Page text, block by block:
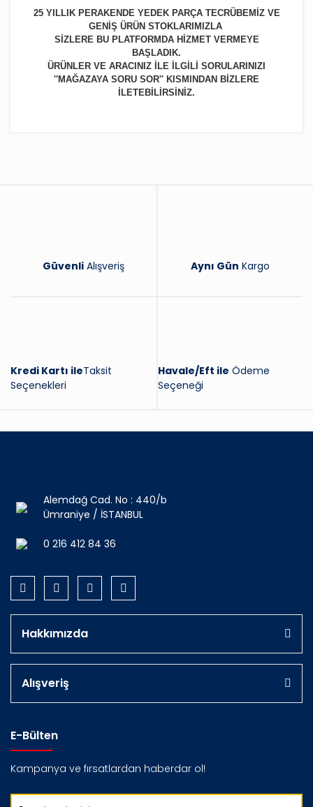
25 YILLIK PERAKENDE YEDEK PARÇA TECRÜBEMİZ VE
GENİŞ ÜRÜN STOKLARIMIZLA
SİZLERE BU PLATFORMDA HİZMET VERMEYE
BAŞLADIK.
ÜRÜNLER VE ARACINIZ İLE İLGİLİ SORULARINIZI
''MAĞAZAYA SORU SOR'' KISMINDAN BİZLERE
İLETEBİLİRSİNİZ.
Güvenli Alışveriş Aynı Gün Kargo
Kredi Kartı ileTaksit
Seçenekleri
Havale/Eft ile Ödeme
Seçeneği
Alemdağ Cad. No : 440/b
Ümraniye / İSTANBUL
0 216 412 84 36
Hakkımızda
Alışveriş
E-Bülten
Kampanya ve fırsatlardan haberdar ol!